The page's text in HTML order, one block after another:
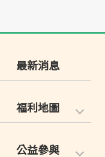
最新消息
福利地圖
公益參與